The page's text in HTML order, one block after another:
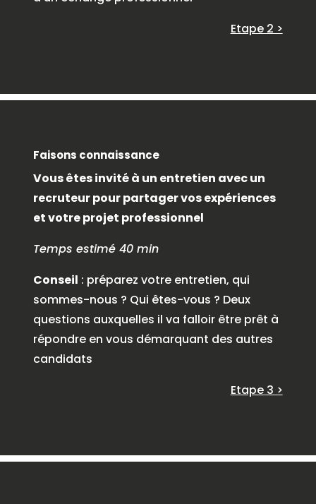
Etape 2 >
Faisons connaissance
Vous êtes invité à un entretien avec un
recruteur pour partager vos expériences
et votre projet professionnel
Temps estimé 40 min
Conseil : préparez votre entretien, qui
sommes-nous ? Qui êtes-vous ? Deux
questions auxquelles il va falloir être prêt à
répondre en vous démarquant des autres
candidats
Etape 3 >